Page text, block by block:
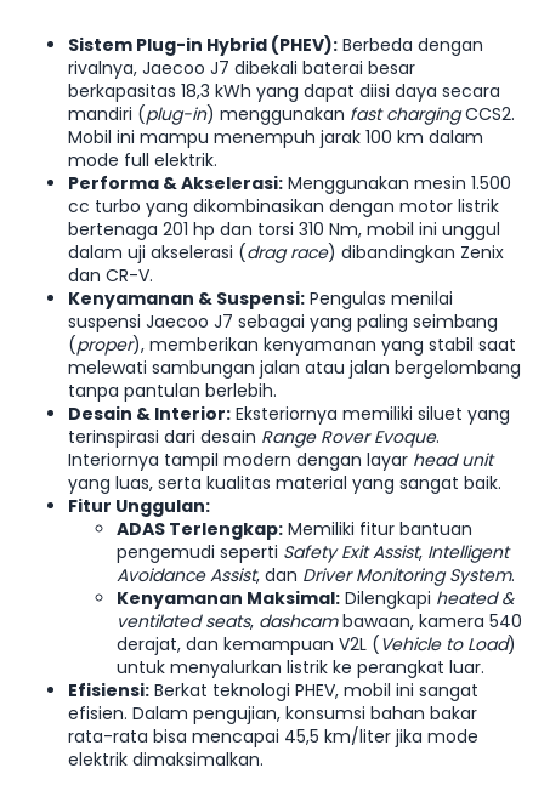
Sistem Plug-in Hybrid (PHEV): Berbeda dengan
rivalnya, Jaecoo J7 dibekali baterai besar
berkapasitas 18,3 kWh yang dapat diisi daya secara
mandiri (plug-in) menggunakan fast chargingCCS2.
Mobil ini mampu menempuh jarak 100 km dalam
mode full elektrik.
Performa & Akselerasi: Menggunakan mesin 1.500
cc turbo yang dikombinasikan dengan motor listrik
bertenaga 201 hp dan torsi 310 Nm, mobil ini unggul
dalam uji akselerasi (drag race) dibandingkan Zenix
dan CR-V.
Kenyamanan & Suspensi: Pengulas menilai
suspensi Jaecoo J7 sebagai yang paling seimbang
(proper), memberikan kenyamanan yang stabil saat
melewati sambungan jalan atau jalan bergelombang
tanpa pantulan berlebih.
Desain & Interior: Eksteriornya memiliki siluet yang
terinspirasi dari desain Range Rover Evoque.
Interiornya tampil modern dengan layar head unit
yang luas, serta kualitas material yang sangat baik.
Fitur Unggulan:
ADAS Terlengkap: Memiliki fitur bantuan
pengemudi seperti Safety Exit Assist, Intelligent
Avoidance Assist, dan Driver Monitoring System.
Kenyamanan Maksimal: Dilengkapi heated &
ventilated seats, dashcambawaan, kamera 540
derajat, dan kemampuan V2L (Vehicle to Load)
untuk menyalurkan listrik ke perangkat luar.
Efisiensi: Berkat teknologi PHEV, mobil ini sangat
efisien. Dalam pengujian, konsumsi bahan bakar
rata-rata bisa mencapai 45,5 km/liter jika mode
elektrik dimaksimalkan.